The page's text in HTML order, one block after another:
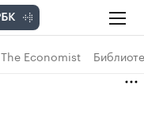
The Economist